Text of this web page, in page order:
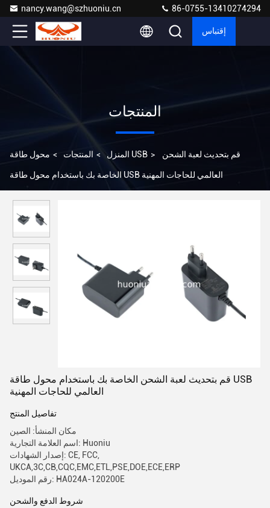
nancy.wang@szhuoniu.cn 86-0755-13410274294
إقتباس
المنتجات
المنزل > المنتجات > محول طاقة USB > قم بتحديث لعبة الشحن
الخاصة بك باستخدام محول طاقة USB العالمي للحاجات المهنية
قم بتحديث لعبة الشحن الخاصة بك باستخدام محول طاقة USB
العالمي للحاجات المهنية
تفاصيل المنتج
مكان المنشأ: الصين
اسم العلامة التجارية: Huoniu
إصدار الشهادات: CE, FCC,
UKCA,3C,CB,CQC,EMC,ETL,PSE,DOE,ECE,ERP
رقم الموديل: HA024A-120200E
شروط الدفع والشحن